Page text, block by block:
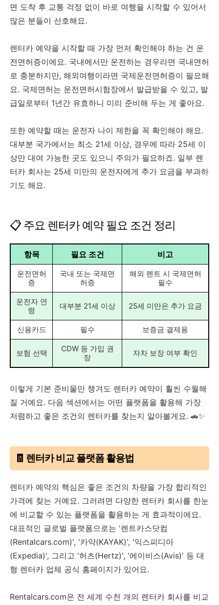
면 도착 후 교통 걱정 없이 바로 여행을 시작할 수 있어서
많은 분들이 선호해요.
렌터카 예약을 시작할 때 가장 먼저 확인해야 하는 건 운
전면허증이에요. 국내에서만 운전하는 경우라면 국내면허
로 충분하지만, 해외여행이라면 국제운전면허증이 필요해
요. 국제면허는 운전면허시험장에서 발급받을 수 있고, 발
급일로부터 1년간 유효하니 미리 준비해 두는 게 좋아요.
또한 예약할 때는 운전자 나이 제한을 꼭 확인해야 해요.
대부분 국가에서는 최소 21세 이상, 경우에 따라 25세 이
상만 대여 가능한 곳도 있으니 주의가 필요하죠. 일부 렌
터카 회사는 25세 미만의 운전자에게 추가 요금을 부과하
기도 해요.
📋 주요 렌터카 예약 필요 조건 정리
항목 필요 조건 비고
운전면허
증
국내 또는 국제면
허증
해외 렌트 시 국제면허
필수
운전자 연
령
대부분 21세 이상 25세 미만은 추가 요금
신용카드 필수 보증금 결제용
보험 선택
CDW 등 가입 권
장
자차 보장 여부 확인
이렇게 기본 준비물만 챙겨도 렌터카 예약이 훨씬 수월해
질 거예요. 다음 섹션에서는 어떤 플랫폼을 활용해 가장
저렴하고 좋은 조건의 렌터카를 찾는지 알아볼게요. 🚗✨
🧾 렌터카 비교 플랫폼 활용법
렌터카 예약의 핵심은 좋은 조건의 차량을 가장 합리적인
가격에 찾는 거예요. 그러려면 다양한 렌터카 회사를 한눈
에 비교할 수 있는 플랫폼을 활용하는 게 효과적이에요.
대표적인 글로벌 플랫폼으로는 '렌트카스닷컴
(Rentalcars.com)', '카약(KAYAK)', '익스피디아
(Expedia)', 그리고 '허츠(Hertz)', '에이비스(Avis)' 등 대
형 렌터카 업체 공식 홈페이지가 있어요.
Rentalcars.com은 전 세계 수천 개의 렌터카 회사를 비교